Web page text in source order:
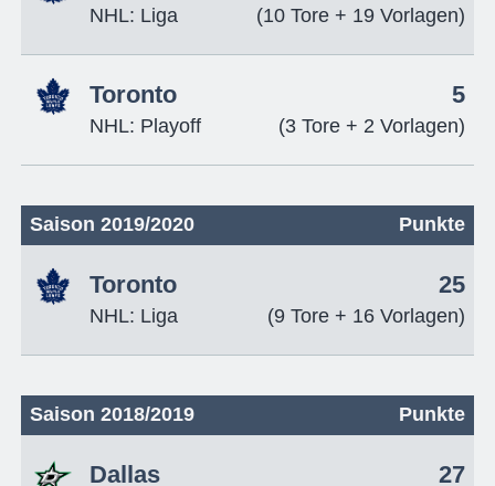
NHL: Liga (10 Tore + 19 Vorlagen)
Toronto
NHL: Playoff
5
(3 Tore + 2 Vorlagen)
Saison 2019/2020 Punkte
Toronto
NHL: Liga
25
(9 Tore + 16 Vorlagen)
Saison 2018/2019 Punkte
Dallas 27